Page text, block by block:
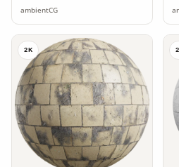
seamless
ambientCG
2K